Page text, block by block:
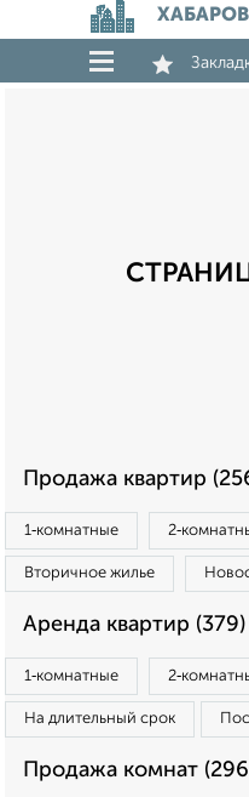
Продажа квартир
1‑комнатные
Вторичное жилье
Аренда квартир (379)
1‑комнатные
На длительный срок
Продажа комнат